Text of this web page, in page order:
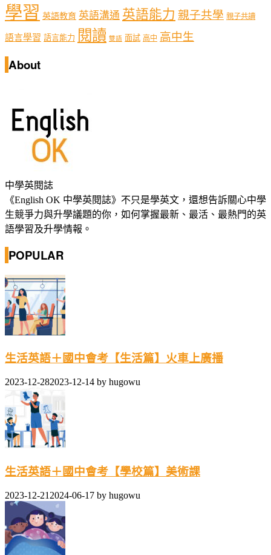
學習 英語教育 英語溝通 英語能力 親子共學 親子共讀
語言學習 語言能力 閱讀 雙語 面試 高中 高中生
About
中學英閱誌
《English OK 中學英閱誌》不只是學英文，還想告訴關心中學
生競爭力與升學議題的你，如何掌握最新、最活、最熱門的英
語學習及升學情報。
POPULAR
生活英語＋國中會考【生活篇】火車上廣播
2023-12-282023-12-14 by hugowu
生活英語＋國中會考【學校篇】美術課
2023-12-21 2024-06-17 by hugowu